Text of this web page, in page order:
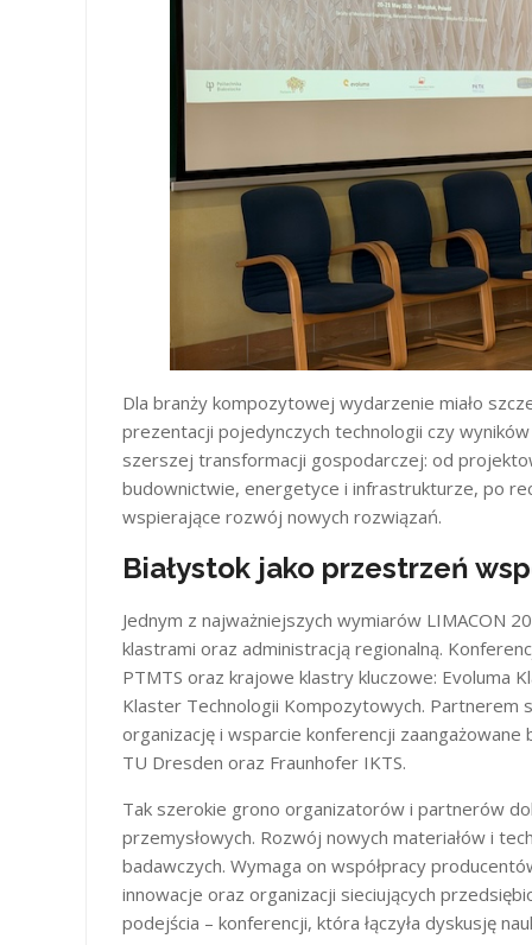
Dla branży kompozytowej wydarzenie miało
prezentacji pojedynczych technologii czy
szerszej transformacji gospodarczej: od
budownictwie, energetyce i infrastrukturze, po
wspierające rozwój nowych rozwiązań.
Białystok jako przestrzeń
Jednym z najważniejszych wymiarów LIMACON
klastrami oraz administracją regionalną.
PTMTS oraz krajowe klastry kluczowe: Evoluma
Klaster Technologii Kompozytowych. Partnerem
organizację i wsparcie konferencji zaangażowane
TU Dresden oraz Fraunhofer IKTS.
Tak szerokie grono organizatorów i partnerów
przemysłowych. Rozwój nowych materiałów i
badawczych. Wymaga on współpracy
innowacje oraz organizacji sieciujących
podejścia – konferencji, która łączyła dyskusję